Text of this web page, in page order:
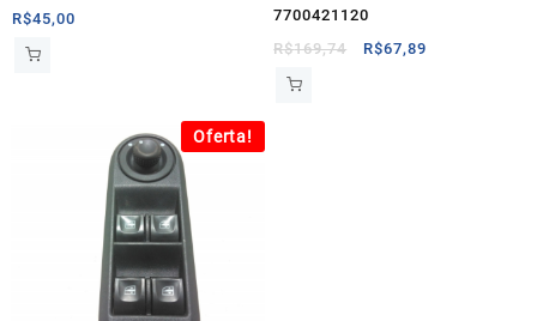
R$45,00
7700421120
R$169,74
O
R$67,89
Oferta!